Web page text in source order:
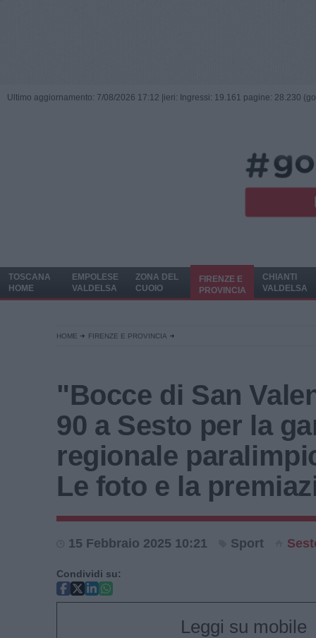
Ultimo aggiornamento: 7/08/2026 17:12 | ieri: Ingressi: 19.161 pagine: 28.230
TOSCANA
HOME
EMPOLESE
VALDELSA
ZONA DEL
CUOIO
FIRENZE E
PROVINCIA
CHIANTI
VALDELSA
HOME FIRENZE E PROVINCIA
"Bocce di San
90 a Sesto per la
regionale
Le foto e la
15 Febbraio 2025 10:21 Sport
Condividi su:
Leggi su mobile